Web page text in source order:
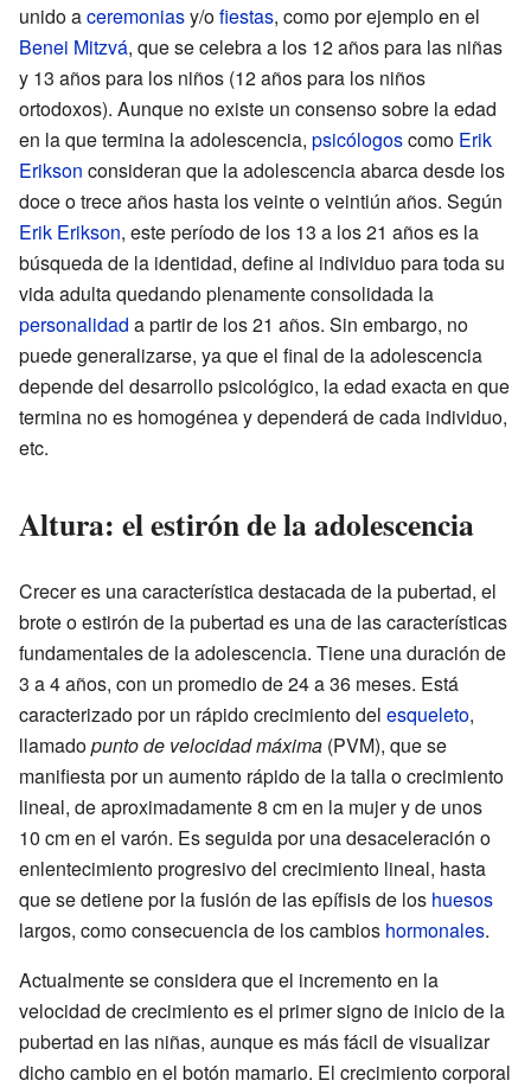
unido aceremoniasy/ofiestas, como por ejemplo en el
Benei Mitzvá, que se celebra a los 12 años para las niñas
y 13 años para los niños (12 años para los niños
ortodoxos). Aunque no existe un consenso sobre la edad
en la que termina la adolescencia, psicólogoscomo Erik
Erikson consideran que la adolescencia abarca desde los
doce o trece años hasta los veinte o veintiún años. Según
Erik Erikson, este período de los 13 a los 21 años es la
búsqueda de la identidad, define al individuo para toda su
vida adulta quedando plenamente consolidada la
personalidad a partir de los 21 años. Sin embargo, no
puede generalizarse, ya que el final de la adolescencia
depende del desarrollo psicológico, la edad exacta en que
termina no es homogénea y dependerá de cada individuo,
etc.
Altura: el estirón de la adolescencia
Crecer es una característica destacada de la pubertad, el
brote o estirón de la pubertad es una de las características
fundamentales de la adolescencia. Tiene una duración de
3 a 4 años, con un promedio de 24 a 36 meses. Está
caracterizado por un rápido crecimiento del esqueleto,
llamadopunto de velocidad máxima (PVM), que se
manifiesta por un aumento rápido de la talla o crecimiento
lineal, de aproximadamente 8 cm en la mujer y de unos
10 cm en el varón. Es seguida por una desaceleración o
enlentecimiento progresivo del crecimiento lineal, hasta
que se detiene por la fusión de las epífisis de los huesos
largos, como consecuencia de los cambios hormonales.
Actualmente se considera que el incremento en la
velocidad de crecimiento es el primer signo de inicio de la
pubertad en las niñas, aunque es más fácil de visualizar
dicho cambio en el botón mamario. El crecimiento corporal